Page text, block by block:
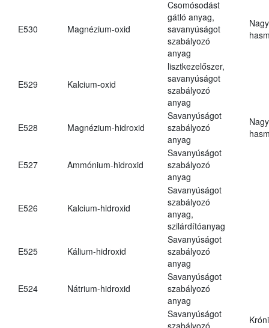
E530 Magnézium-oxid
Csomósodást
gátló anyag,
savanyúságot
szabályozó
anyag
E529 Kalcium-oxid
lisztkezelőszer,
savanyúságot
szabályozó
anyag
E528 Magnézium-hidroxid
Savanyúságot
szabályozó
anyag
E527 Ammónium-hidroxid
Savanyúságot
szabályozó
anyag
E526 Kalcium-hidroxid
Savanyúságot
szabályozó
anyag,
szilárdítóanyag
E525 Kálium-hidroxid
Savanyúságot
szabályozó
anyag
E524 Nátrium-hidroxid
Savanyúságot
szabályozó
anyag
Savanyúságot
szabályozó